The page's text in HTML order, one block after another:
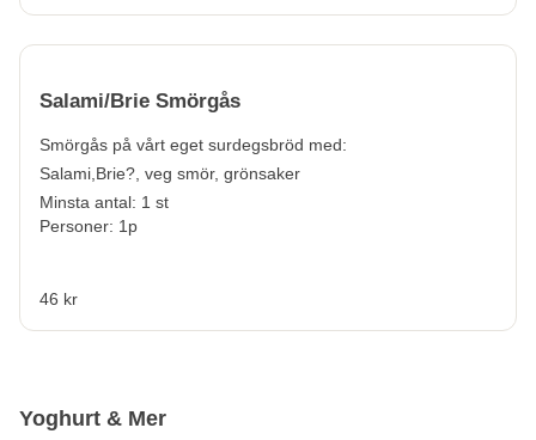
Salami/Brie Smörgås
Smörgås på vårt eget surdegsbröd med:
Salami, Brie?, veg smör, grönsaker
Minsta antal: 1 st
Personer: 1p
46 kr
Yoghurt & Mer